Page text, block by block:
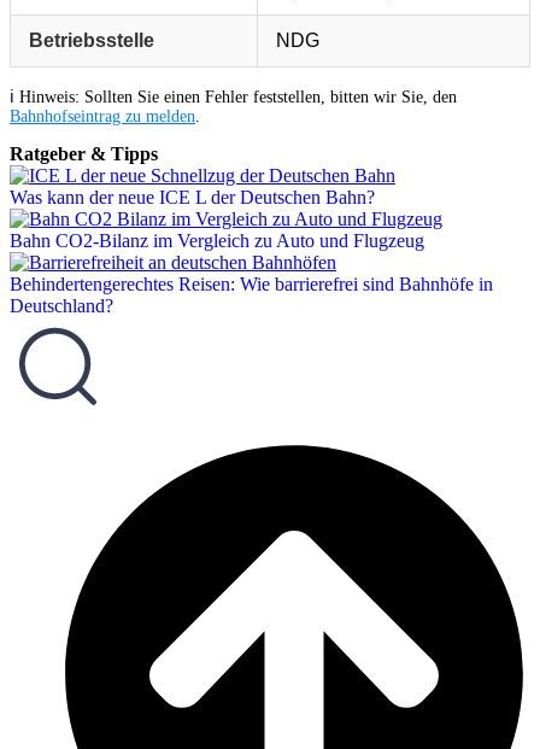
Betriebsstelle NDG
ℹ️ Hinweis: Sollten Sie einen Fehler feststellen, bitten wir Sie, den
Bahnhofseintrag zu melden
Ratgeber & Tipps
Was kann der neue ICE L der Deutschen Bahn?
Bahn CO2-Bilanz im Vergleich zu Auto und Flugzeug
Behindertengerechtes Reisen: Wie barrierefrei sind Bahnhöfe in
Deutschland?